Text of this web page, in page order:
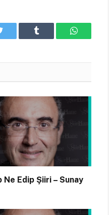
Twitter Tumblr WhatsApp
Ne Edip Şiiri – Sunay